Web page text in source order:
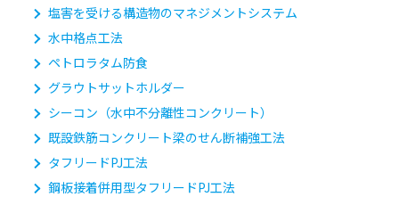
塩害を受ける構造物のマネジメントシステム
水中格点工法
ペトロラタム防食
グラウトサットホルダー
シーコン（水中不分離性コンクリート）
既設鉄筋コンクリート梁のせん断補強工法
タフリードPJ工法
鋼板接着併用型タフリードPJ工法